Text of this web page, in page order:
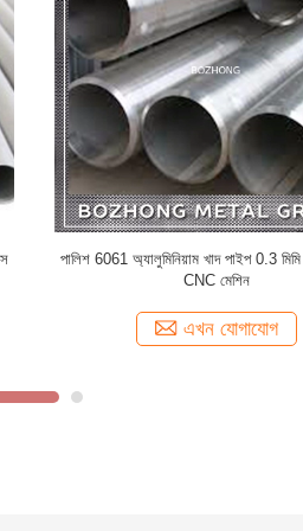
ভাল শক্তি 2024 অ্যালুমিনিয়াম পাইপ, 6 মিমি
টিউব অ্যান্টি জারা
এখন যোগাযোগ